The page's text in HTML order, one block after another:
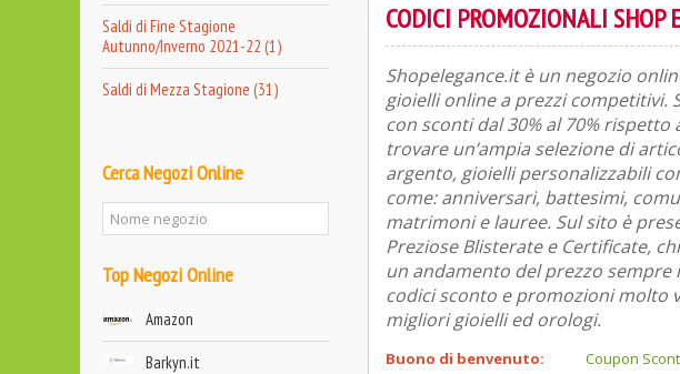
Saldi di Fine Stagione
Autunno/Inverno 2021-22 (1)
Saldi di Mezza Stagione (31)
Cerca Negozi Online
Top Negozi Online
Amazon
Barkyn.it
CODICI PROMOZIONALI SHOP
Shopelegance.it è un negozio
gioielli online a prezzi competitivi.
con sconti dal 30% al 70% rispetto
trovare un’ampia selezione di
argento, gioielli personalizzabili
come: anniversari, battesimi,
matrimoni e lauree. Sul sito è
Preziose Blisterate e Certificate,
un andamento del prezzo
codici sconto e promozioni molto
migliori gioielli ed orologi.
Buono di benvenuto:
Coupon